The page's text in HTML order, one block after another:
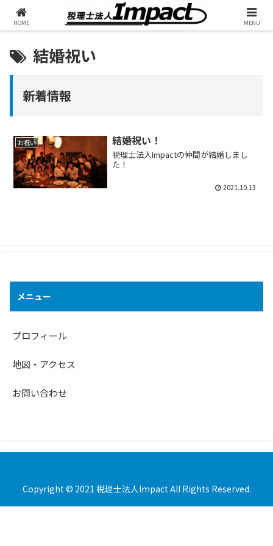
結婚祝い
新着情報
お祝い 結婚祝い！
税理士法人Impactの仲間が結婚しまし
た！
2021.10.13
メニュー
プロフィール
地図・アクセス
お問い合わせ
Copyright © 2021 税理士法人Impact All Rights Reserved.
HOME MENU